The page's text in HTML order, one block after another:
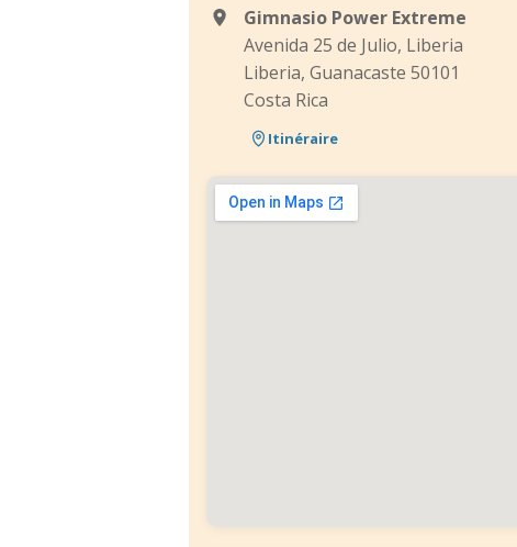
Gimnasio Power Extreme
Avenida 25 de Julio, Liberia
Liberia, Guanacaste 50101
Costa Rica
Itinéraire